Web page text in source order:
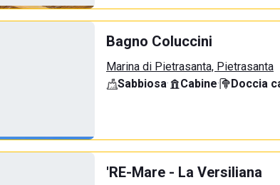
Bagno Coluccini
Marina di Pietrasanta, Pietrasanta
Sabbiosa· Cabine· Doccia
'RE-Mare - La Versiliana